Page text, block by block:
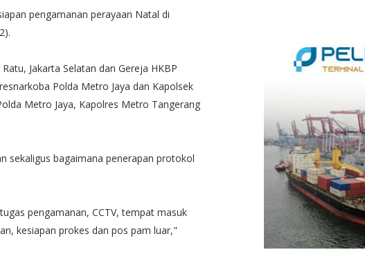
pengamanan perayaan Natal di
Jakarta Selatan dan Gereja HKBP
Polda Metro Jaya dan Kapolsek
Metro Jaya, Kapolres Metro Tangerang
sekaligus bagaimana penerapan protokol
pengamanan, CCTV, tempat masuk
kesiapan prokes dan pos pam luar,"